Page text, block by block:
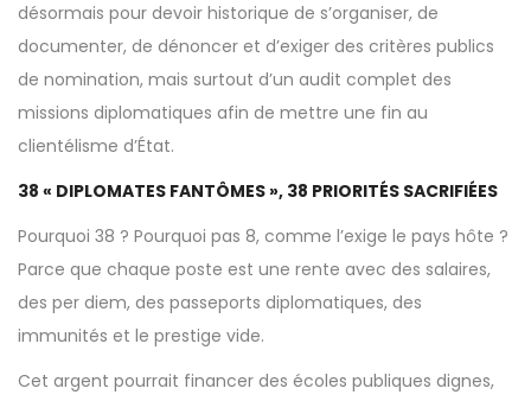
désormais pour devoir historique de s’organiser, de
documenter, de dénoncer et d’exiger des critères publics
de nomination, mais surtout d’un audit complet des
missions diplomatiques afin de mettre une fin au
clientélisme d’État.
38 « DIPLOMATES FANTÔMES », 38 PRIORITÉS SACRIFIÉES
Pourquoi 38 ? Pourquoi pas 8, comme l’exige le pays hôte ?
Parce que chaque poste est une rente avec des salaires,
des per diem, des passeports diplomatiques, des
immunités et le prestige vide.
Cet argent pourrait financer des écoles publiques dignes,